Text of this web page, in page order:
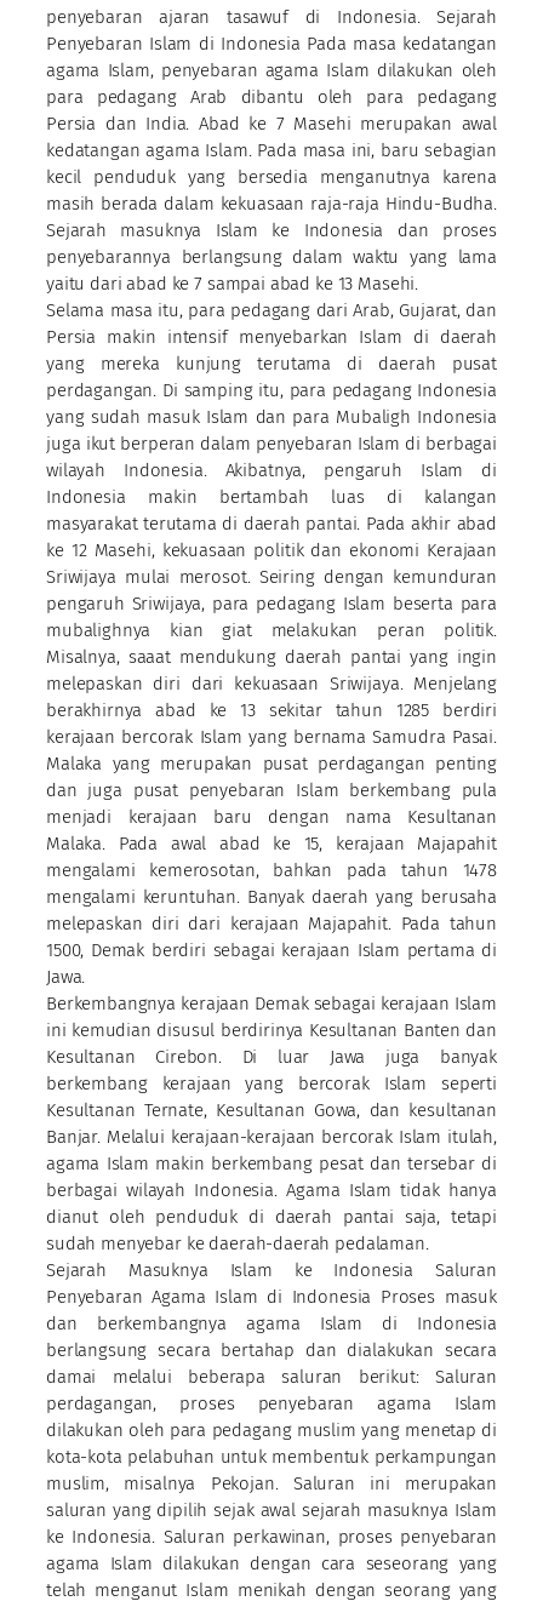
penyebaran ajaran tasawuf di Indonesia. Sejarah
Penyebaran Islam di Indonesia Pada masa kedatangan
agama Islam, penyebaran agama Islam dilakukan oleh
para pedagang Arab dibantu oleh para pedagang
Persia dan India. Abad ke 7 Masehi merupakan awal
kedatangan agama Islam. Pada masa ini, baru sebagian
kecil penduduk yang bersedia menganutnya karena
masih berada dalam kekuasaan raja-raja Hindu-Budha.
Sejarah masuknya Islam ke Indonesia dan proses
penyebarannya berlangsung dalam waktu yang lama
yaitu dari abad ke 7 sampai abad ke 13 Masehi.
Selama masa itu, para pedagang dari Arab, Gujarat, dan
Persia makin intensif menyebarkan Islam di daerah
yang mereka kunjung terutama di daerah pusat
perdagangan. Di samping itu, para pedagang Indonesia
yang sudah masuk Islam dan para Mubaligh Indonesia
juga ikut berperan dalam penyebaran Islam di berbagai
wilayah Indonesia. Akibatnya, pengaruh Islam di
Indonesia makin bertambah luas di kalangan
masyarakat terutama di daerah pantai. Pada akhir abad
ke 12 Masehi, kekuasaan politik dan ekonomi Kerajaan
Sriwijaya mulai merosot. Seiring dengan kemunduran
pengaruh Sriwijaya, para pedagang Islam beserta para
mubalighnya kian giat melakukan peran politik.
Misalnya, saaat mendukung daerah pantai yang ingin
melepaskan diri dari kekuasaan Sriwijaya. Menjelang
berakhirnya abad ke 13 sekitar tahun 1285 berdiri
kerajaan bercorak Islam yang bernama Samudra Pasai.
Malaka yang merupakan pusat perdagangan penting
dan juga pusat penyebaran Islam berkembang pula
menjadi kerajaan baru dengan nama Kesultanan
Malaka. Pada awal abad ke 15, kerajaan Majapahit
mengalami kemerosotan, bahkan pada tahun 1478
mengalami keruntuhan. Banyak daerah yang berusaha
melepaskan diri dari kerajaan Majapahit. Pada tahun
1500, Demak berdiri sebagai kerajaan Islam pertama di
Jawa.
Berkembangnya kerajaan Demak sebagai kerajaan Islam
ini kemudian disusul berdirinya Kesultanan Banten dan
Kesultanan Cirebon. Di luar Jawa juga banyak
berkembang kerajaan yang bercorak Islam seperti
Kesultanan Ternate, Kesultanan Gowa, dan kesultanan
Banjar. Melalui kerajaan-kerajaan bercorak Islam itulah,
agama Islam makin berkembang pesat dan tersebar di
berbagai wilayah Indonesia. Agama Islam tidak hanya
dianut oleh penduduk di daerah pantai saja, tetapi
sudah menyebar ke daerah-daerah pedalaman.
Sejarah Masuknya Islam ke Indonesia Saluran
Penyebaran Agama Islam di Indonesia Proses masuk
dan berkembangnya agama Islam di Indonesia
berlangsung secara bertahap dan dialakukan secara
damai melalui beberapa saluran berikut: Saluran
perdagangan, proses penyebaran agama Islam
dilakukan oleh para pedagang muslim yang menetap di
kota-kota pelabuhan untuk membentuk perkampungan
muslim, misalnya Pekojan. Saluran ini merupakan
saluran yang dipilih sejak awal sejarah masuknya Islam
ke Indonesia. Saluran perkawinan, proses penyebaran
agama Islam dilakukan dengan cara seseorang yang
telah menganut Islam menikah dengan seorang yang